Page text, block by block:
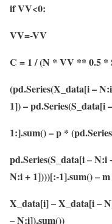
if VV<0:
VV=-VV
C = 1 / (N * VV ** 0.5 *
(pd.Series(X_data[i –
1]) – pd.Series(S_data[i
1:].sum() – p *
pd.Series(S_data[i – N:i
N:i + 1])))[:-1].sum() –
X_data[i] – X_data[i –
– N:i]).sum())